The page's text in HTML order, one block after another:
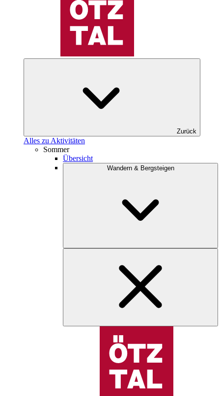
Zurück
Alles zu Aktivitäten
Sommer
Übersicht
Wandern & Bergsteigen